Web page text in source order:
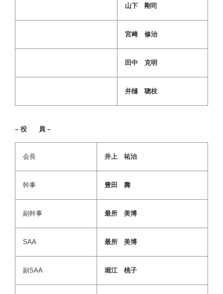
山下 剛司
宮﨑 修治
田中 克明
井樋 聰枝
– 役 員 –
会長 井上 祐治
幹事 豊田 壽
副幹事 最所 美博
SAA 最所 美博
副SAA 堀江 桃子